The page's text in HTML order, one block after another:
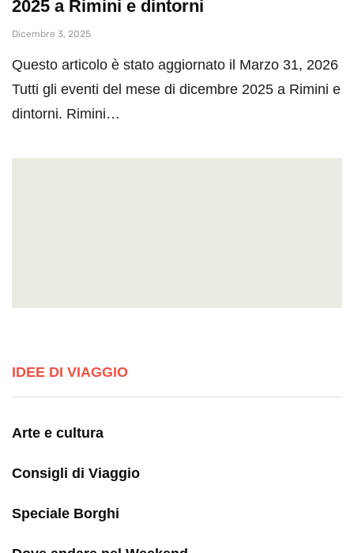
2025 a Rimini e dintorni
Dicembre 3, 2025
Questo articolo è stato aggiornato il Marzo 31, 2026
Tutti gli eventi del mese di dicembre 2025 a Rimini e
dintorni. Rimini…
IDEE DI VIAGGIO
Arte e cultura
Consigli di Viaggio
Speciale Borghi